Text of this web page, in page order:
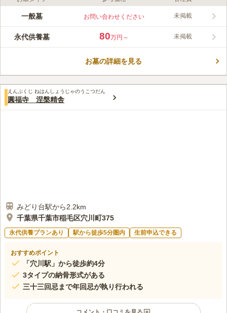
ライフドット編集部のコメント
活気ある住宅街にある、閑静な真言宗の寺院です。陽射しは良好
市の重要文化財に指定されている千葉氏十六代の墓碑である五輪
塔が祀られてあり、寺院の歴史を感じさせます。 供養形態は一
事前に確認する必要があります。
この霊園はまだ誰からも評価されていません。
一般墓 お問い合わせください 未掲載
永代供養墓 80万円～ 未掲載
お墓の詳細を見る
えんぷくじ ねはんしょうじゃのうこつだん
圓福寺 涅槃精舎
みどり台駅から2.2km
千葉県千葉市稲毛区穴川町375
永代供養プランあり 駅から徒歩5分圏内 生前申込できる
おすすめポイント
「穴川駅」から徒歩約4分
3タイプの納骨形式がある
三十三回忌まで年回忌が執り行われる